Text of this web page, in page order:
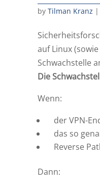
by Tilman Kranz |
auf Linux
Schwachstelle
Die
Wenn:
der VPN-
das so
Reverse
Dann: